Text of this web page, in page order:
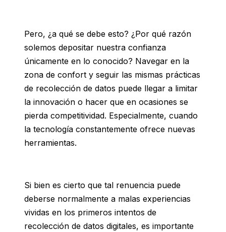
Pero, ¿a qué se debe esto? ¿Por qué razón
solemos depositar nuestra confianza
únicamente en lo conocido? Navegar en la
zona de confort y seguir las mismas prácticas
de recolección de datos puede llegar a limitar
la innovación o hacer que en ocasiones se
pierda competitividad. Especialmente, cuando
la tecnología constantemente ofrece nuevas
herramientas.
Si bien es cierto que tal renuencia puede
deberse normalmente a malas experiencias
vividas en los primeros intentos de
recolección de datos digitales, es importante